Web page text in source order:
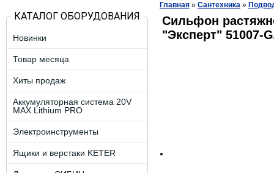
КАТАЛОГ ОБОРУДОВАНИЯ
Новинки
Товар месяца
Хиты продаж
Аккумуляторная система 20V
MAX Lithium PRO
Электроинструменты
Ящики и верстаки KETER
Главная » Сантехника »
Сильфон
"Эксперт" 51007-